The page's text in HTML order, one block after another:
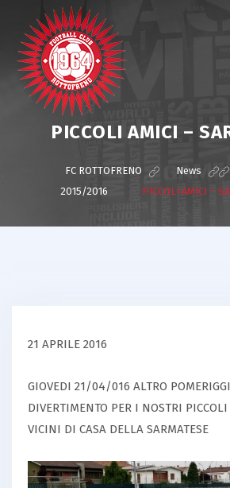
PICCOLI AMICI –
FC ROTTOFRENO News >
2015/2016
PICCOLI AMICI –
21 APRILE 2016
GIOVEDI 21/04/016 ALTRO
DIVERTIMENTO PER I NOSTRI
VICINI DI CASA DELLA SARMATESE